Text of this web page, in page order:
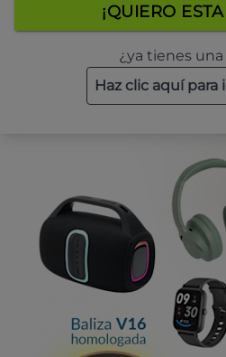
¡QUIERO
¿ya tienes
Haz clic aquí